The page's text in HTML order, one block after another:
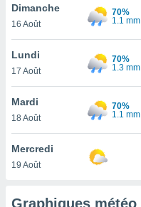
notre
que
et que
Dimanche
16 Août
70%
1.1 mm
Lundi
17 Août
70%
1.3 mm
Mardi
18 Août
70%
1.1 mm
Mercredi
19 Août
Graphiques météo